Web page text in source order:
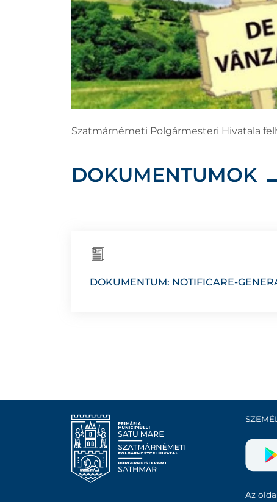
Szatmárnémeti Polgármesteri Hivatala
DOKUMENTUMOK
DOKUMENTUM: NOTIFICARE-
Az